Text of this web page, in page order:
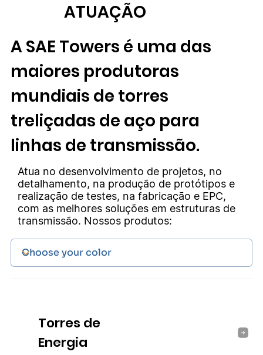
ATUAÇÃO
A SAE Towers é uma das
maiores produtoras
mundiais de torres
treliçadas de aço para
linhas de transmissão.
Atua no desenvolvimento de projetos, no
detalhamento, na produção de protótipos e
realização de testes, na fabricação e EPC,
com as melhores soluções em estruturas de
transmissão. Nossos produtos:
Torres de
Energia